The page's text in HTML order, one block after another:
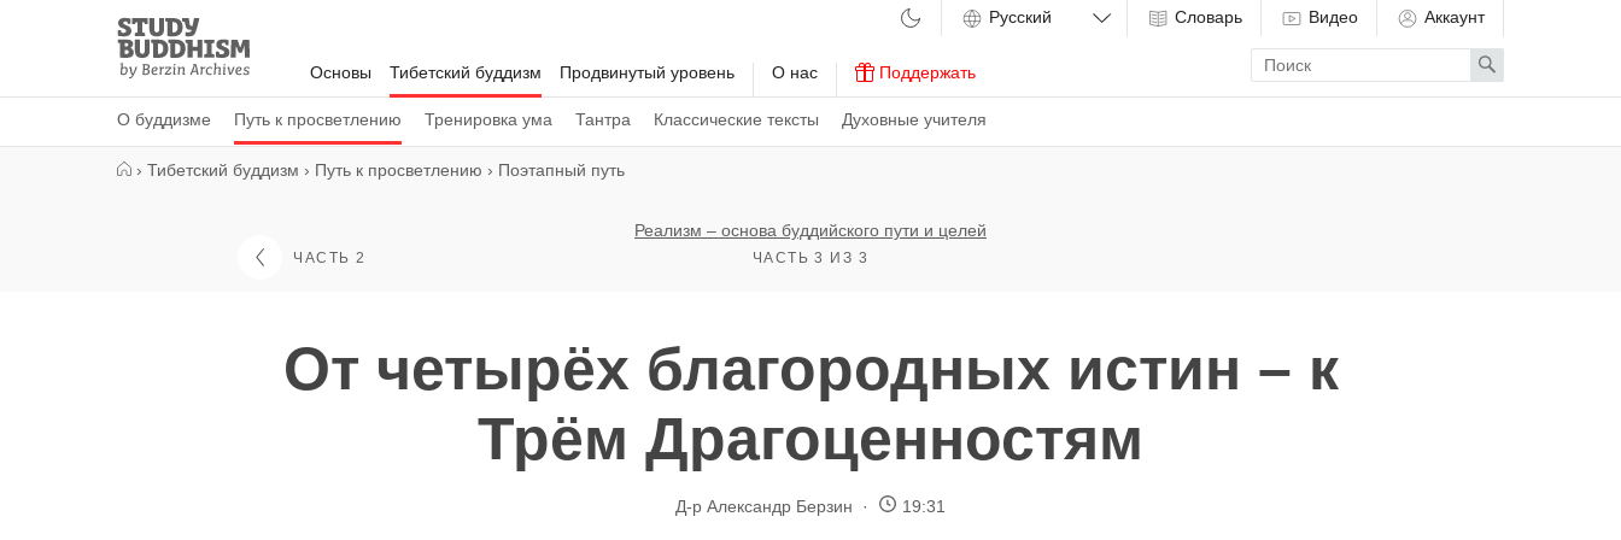
Study
Buddhism
Home
Основы Тибетский буддизм
О буддизме Путь к просветлению Тренировка ума Тантра Классические тексты Духовные учителя
Продвинутый уровень О нас Поддержать
Словарь Видео Аккаунт
Enter
search
term
Search
› Тибетский буддизм › Путь к просветлению › Поэтапный путь
ЧАСТЬ 2
Реализм – основа буддийского пути и целей
ЧАСТЬ 3 ИЗ 3
От четырёх благородных истин – к
Трём Драгоценностям
Д-р Александр Берзин 19:31